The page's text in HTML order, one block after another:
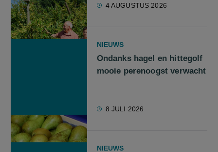
4 AUGUSTUS 2026
NIEUWS
Ondanks hagel en hittegolf
mooie perenoogst verwacht
8 JULI 2026
NIEUWS